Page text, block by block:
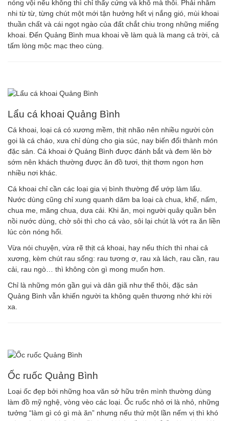
nóng vội nếu không thì chỉ thấy cứng và khô mà thôi. Phải nhâm
nhi từ từ, từng chút một mới tận hưởng hết vị nắng gió, mùi khoai
thuần chất và cái ngọt ngào của đất chắt chiu trong những miếng
khoai. Đến Quảng Bình mua khoai về làm quà là mang cả trời, cả
tấm lòng mộc mạc theo cùng.
Lẩu cá khoai Quảng Bình
Cá khoai, loại cá có xương mềm, thịt nhão nên nhiều người còn
gọi là cá cháo, xưa chỉ dùng cho gia súc, nay biến đổi thành món
đặc sản. Cá khoai ở Quảng Bình được đánh bắt và đem lên bờ
sớm nên khách thường được ăn đồ tươi, thịt thơm ngon hơn
nhiều nơi khác.
Cá khoai chỉ cần các loại gia vị bình thường để ướp làm lẩu.
Nước dùng cũng chỉ xung quanh dăm ba loại cà chua, khế, nấm,
chua me, măng chua, dưa cải. Khi ăn, mọi người quây quần bên
nồi nước dùng, chờ sôi thì cho cá vào, sôi lại chút là vớt ra ăn liền
lúc còn nóng hổi.
Vừa nói chuyện, vừa rẽ thịt cá khoai, hay nếu thích thì nhai cả
xương, kèm chút rau sống: rau tương ơ, rau xà lách, rau cần, rau
cải, rau ngò… thì không còn gì mong muốn hơn.
Chỉ là những món gần gụi và dân giã như thế thôi, đặc sản
Quảng Bình vẫn khiến người ta không quên thương nhớ khi rời
xa.
Ốc ruốc Quảng Bình
Loại ốc đẹp bởi những hoa văn sở hữu trên mình thường dùng
làm đồ mỹ nghệ, vòng vèo các loại. Ốc ruốc nhỏ ơi là nhỏ, những
tưởng “làm gì có gì mà ăn” nhưng nếu thử một lần nếm vị thì khó